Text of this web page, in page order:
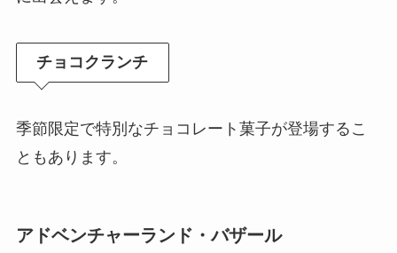
チョコクランチ
季節限定で特別なチョコレート菓子が登場するこ
ともあります。
アドベンチャーランド・バザール